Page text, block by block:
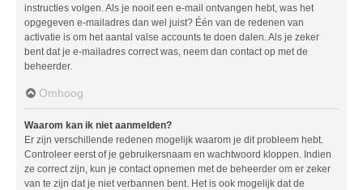
instructies volgen. Als je nooit een e-mail ontvangen hebt, was het
opgegeven e-mailadres dan wel juist? Één van de redenen van
activatie is om het aantal valse accounts te doen dalen. Als je zeker
bent dat je e-mailadres correct was, neem dan contact op met de
beheerder.
Omhoog
Waarom kan ik niet aanmelden?
Er zijn verschillende redenen mogelijk waarom je dit probleem hebt.
Controleer eerst of je gebruikersnaam en wachtwoord kloppen. Indien
ze correct zijn, kun je contact opnemen met de beheerder om er zeker
van te zijn dat je niet verbannen bent. Het is ook mogelijk dat de